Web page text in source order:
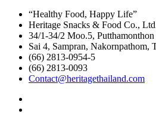
“Healthy Food, Happy Life”
Heritage Snacks & Food Co.,
34/1-34/2 Moo.5, Putthamonthon
Sai 4, Sampran, Nakornpathom,
(66) 2813-0954-5
(66) 2813-0093
Contact@heritagethailand.com